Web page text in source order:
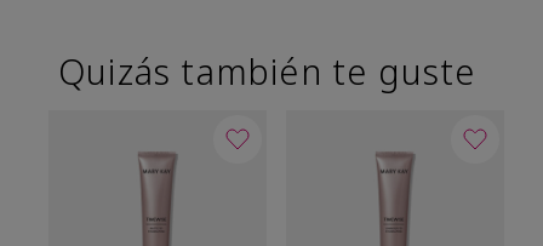
Quizás también te guste